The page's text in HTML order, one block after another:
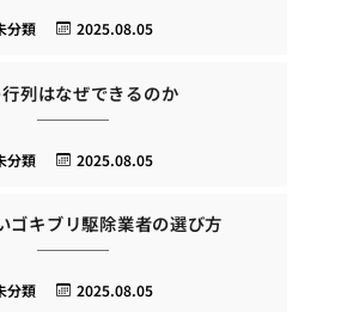
2025.08.05
分類
列はなぜできるのか
2025.08.05
分類
ゴキブリ駆除業者の選び方
2025.08.05
分類